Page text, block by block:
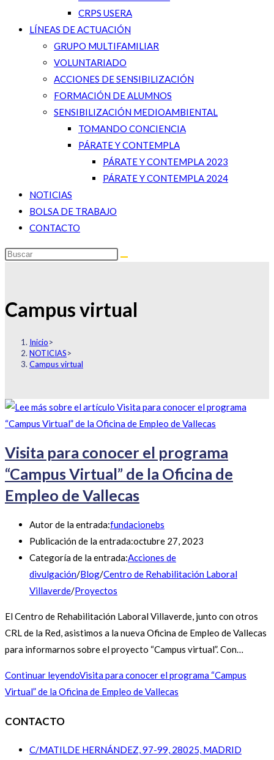
CRPS USERA
LÍNEAS DE ACTUACIÓN
GRUPO MULTIFAMILIAR
VOLUNTARIADO
ACCIONES DE SENSIBILIZACIÓN
FORMACIÓN DE ALUMNOS
SENSIBILIZACIÓN MEDIOAMBIENTAL
TOMANDO CONCIENCIA
PÁRATE Y CONTEMPLA
PÁRATE Y CONTEMPLA 2023
PÁRATE Y CONTEMPLA 2024
NOTICIAS
BOLSA DE TRABAJO
CONTACTO
Campus virtual
Inicio>
NOTICIAS>
Campus virtual
Visita para conocer el programa
“Campus Virtual” de la Oficina de
Empleo de Vallecas
Autor de la entrada:fundacionebs
Publicación de la entrada:octubre 27, 2023
Categoría de la entrada:Acciones de
divulgación/Blog/Centro de Rehabilitación Laboral
Villaverde/Proyectos
El Centro de Rehabilitación Laboral Villaverde, junto con otros
CRL de la Red, asistimos a la nueva Oficina de Empleo de Vallecas
para informarnos sobre el proyecto “Campus virtual”. Con…
Continuar leyendoVisita para conocer el programa “Campus
Virtual” de la Oficina de Empleo de Vallecas
CONTACTO
C/MATILDE HERNÁNDEZ, 97-99, 28025, MADRID